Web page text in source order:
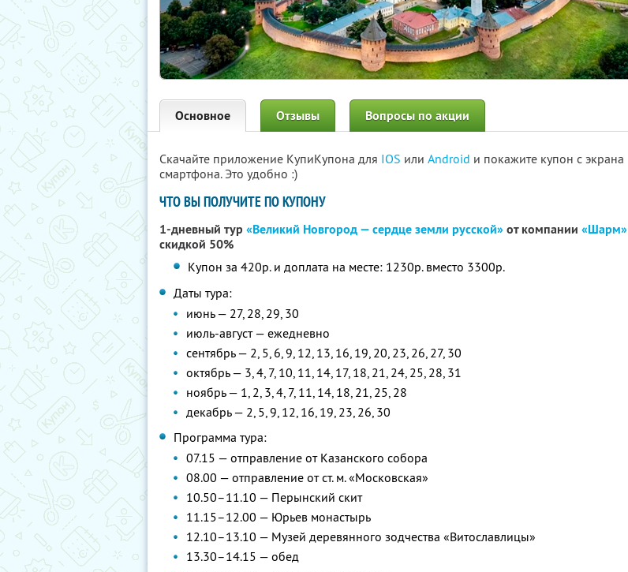
Основное Отзывы Вопросы по акции
Скачайте приложение КупиКупона для IOS или Android и покажите купон с экрана
смартфона. Это удобно :)
ЧТО ВЫ ПОЛУЧИТЕ ПО КУПОНУ
1-дневный тур «Великий Новгород — сердце земли русской»от компании «Шарм»
скидкой 50%
Купон за 420р. и доплата на месте: 1230р. вместо 3300р.
Даты тура:
июнь — 27, 28, 29, 30
июль-август — ежедневно
сентябрь — 2, 5, 6, 9, 12, 13, 16, 19, 20, 23, 26, 27, 30
октябрь — 3, 4, 7, 10, 11, 14, 17, 18, 21, 24, 25, 28, 31
ноябрь — 1, 2, 3, 4, 7, 11, 14, 18, 21, 25, 28
декабрь — 2, 5, 9, 12, 16, 19, 23, 26, 30
Программа тура:
07.15 — отправление от Казанского собора
08.00 — отправление от ст. м. «Московская»
10.50–11.10 — Перынский скит
11.15–12.00 — Юрьев монастырь
12.10–13.10 — Музей деревянного зодчества «Витославлицы»
13.30–14.15 — обед